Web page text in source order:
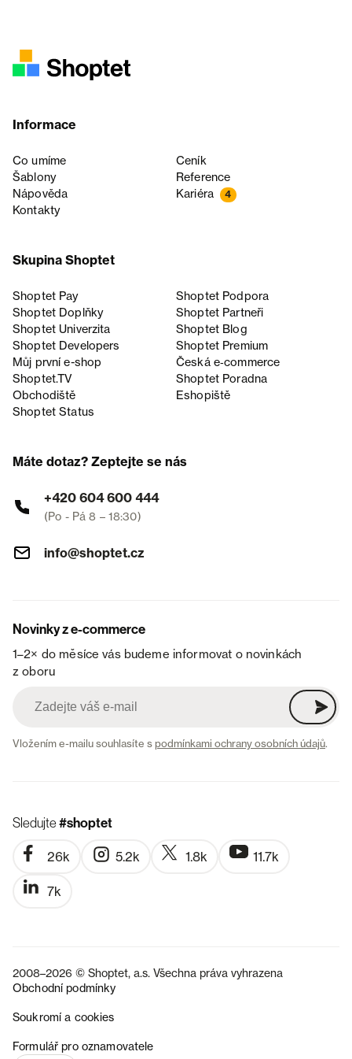
Informace
Co umíme
Ceník
Šablony
Reference
Nápověda
Kariéra 4
Kontakty
Skupina Shoptet
Shoptet Pay
Shoptet Podpora
Shoptet Doplňky
Shoptet Partneři
Shoptet Univerzita
Shoptet Blog
Shoptet Developers
Shoptet Premium
Můj první e-shop
Česká e‑commerce
Shoptet.TV
Shoptet Poradna
Obchodiště
Eshopiště
Shoptet Status
Máte dotaz? Zeptejte se nás
+420 604 600 444
(Po - Pá 8 – 18:30)
info@shoptet.cz
Novinky z e-commerce
1–2× do měsíce vás budeme informovat o novinkách
z oboru
Vložením e-mailu souhlasíte spodmínkami ochrany osobních údajů.
Sledujte#shoptet
26k 5.2k 1.8k 11.7k
7k
2008–2026 © Shoptet, a.s. Všechna práva vyhrazena
Obchodní podmínky
Soukromí a cookies
Formulář pro oznamovatele